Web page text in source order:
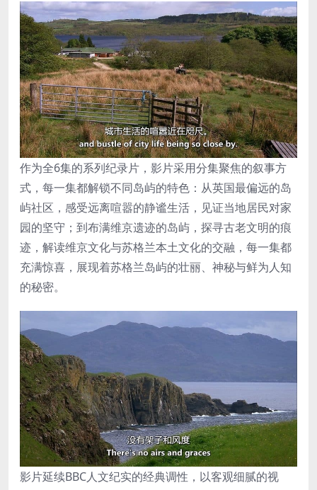
作为全6集的系列纪录片，影片采用分集聚焦的叙事方
式，每一集都解锁不同岛屿的特色：从英国最偏远的岛
屿社区，感受远离喧嚣的静谧生活，见证当地居民对家
园的坚守；到布满维京遗迹的岛屿，探寻古老文明的痕
迹，解读维京文化与苏格兰本土文化的交融，每一集都
充满惊喜，展现着苏格兰岛屿的壮丽、神秘与鲜为人知
的秘密。
影片延续BBC人文纪实的经典调性，以客观细腻的视